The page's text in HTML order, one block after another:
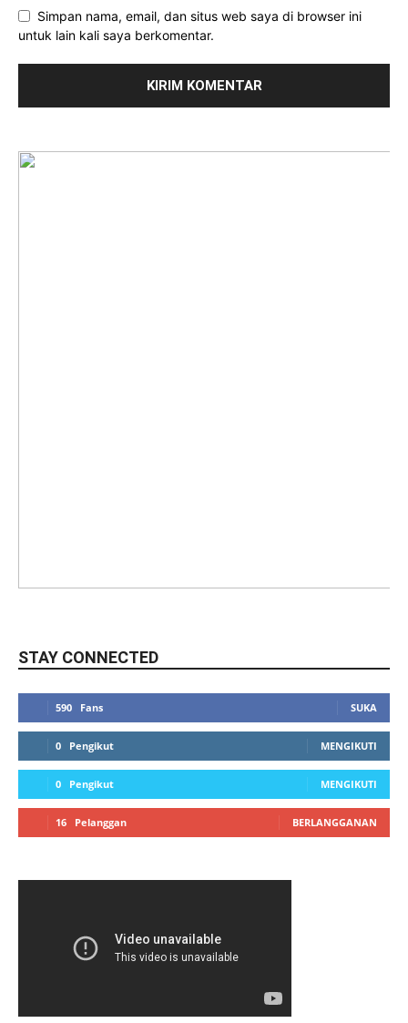
Simpan nama, email, dan situs web saya di browser ini
untuk lain kali saya berkomentar.
STAY CONNECTED
590 Fans SUKA
0 Pengikut MENGIKUTI
0 Pengikut MENGIKUTI
16 Pelanggan BERLANGGANAN